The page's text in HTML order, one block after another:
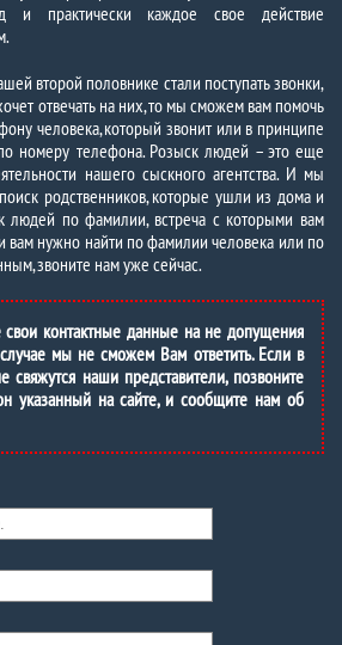
и практически каждое свое действие
второй половнике стали поступать звонки,
отвечать на них, то мы сможем вам помочь
человека, который звонит или в принципе
номеру телефона. Розыск людей – это еще
нашего сыскного агентства. И мы
родственников, которые ушли из дома и
людей по фамилии, встреча с которыми вам
вам нужно найти по фамилии человека или по
звоните нам уже сейчас.
свои контактные данные на не допущения
мы не сможем Вам ответить. Если в
наши представители, позвоните
указанный на сайте, и сообщите нам об